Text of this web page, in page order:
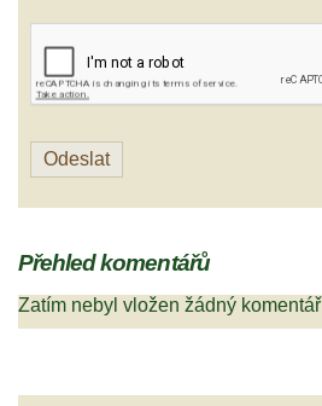
Přehled komentářů
Zatím nebyl vložen žádný komentář